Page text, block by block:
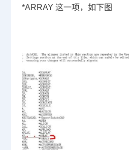
*ARRAY 这一项，如下图